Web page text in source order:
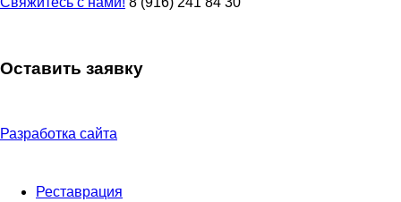
Оставить заявку
Разработка сайта
Реставрация